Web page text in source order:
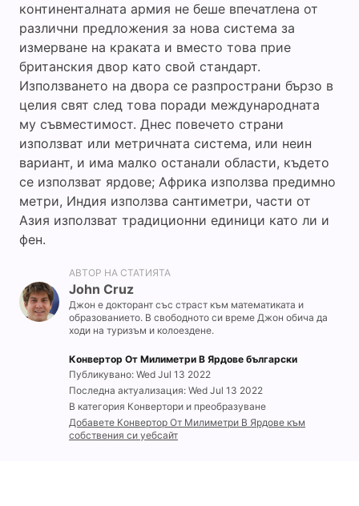
континенталната армия не беше впечатлена от
различни предложения за нова система за
измерване на краката и вместо това прие
британския двор като свой стандарт.
Използването на двора се разпространи бързо в
целия свят след това поради международната
му съвместимост. Днес повечето страни
използват или метричната система, или неин
вариант, и има малко останали области, където
се използват ярдове; Африка използва предимно
метри, Индия използва сантиметри, части от
Азия използват традиционни единици като ли и
фен.
АВТОР НА СТАТИЯТА
John Cruz
Джон е докторант със страст към математиката и
образованието. В свободното си време Джон обича да
ходи на туризъм и колоездене.
Конвертор От Милиметри В Ярдове български
Публикувано: Wed Jul 13 2022
Последна актуализация: Wed Jul 13 2022
В категория Конвертори и преобразуване
Добавете Конвертор От Милиметри В Ярдове към
собствения си уебсайт